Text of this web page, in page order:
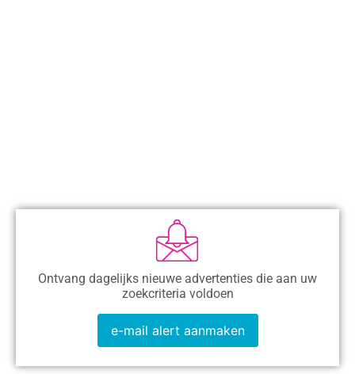
Ontvang dagelijks nieuwe advertenties die aan uw
zoekcriteria voldoen
e-mail alert aanmaken